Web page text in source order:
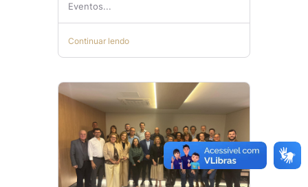
Eventos...
Continuar lendo